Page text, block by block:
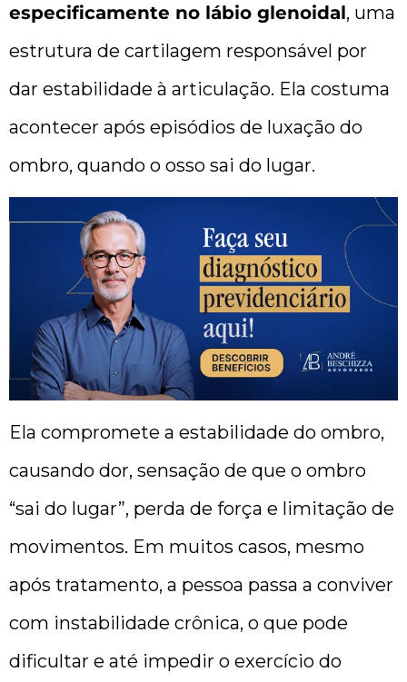
especificamente no lábio glenoidal, uma
estrutura de cartilagem responsável por
dar estabilidade à articulação. Ela costuma
acontecer após episódios de luxação do
ombro, quando o osso sai do lugar.
Ela compromete a estabilidade do ombro,
causando dor, sensação de que o ombro
“sai do lugar”, perda de força e limitação de
movimentos. Em muitos casos, mesmo
após tratamento, a pessoa passa a conviver
com instabilidade crônica, o que pode
dificultar e até impedir o exercício do